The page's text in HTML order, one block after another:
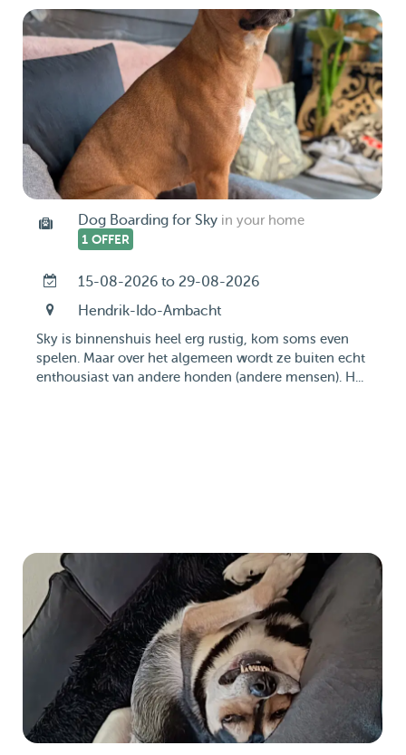
Dog Boarding for Sky in your home
1 OFFER
15-08-2026 to 29-08-2026
Hendrik-Ido-Ambacht
Sky is binnenshuis heel erg rustig, kom soms even
spelen. Maar over het algemeen wordt ze buiten echt
enthousiast van andere honden (andere mensen). H...